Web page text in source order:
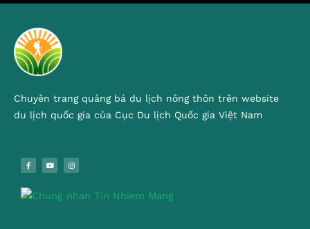
Chuyên trang quảng bá du lịch nông thôn trên website
du lịch quốc gia của Cục Du lịch Quốc gia Việt Nam